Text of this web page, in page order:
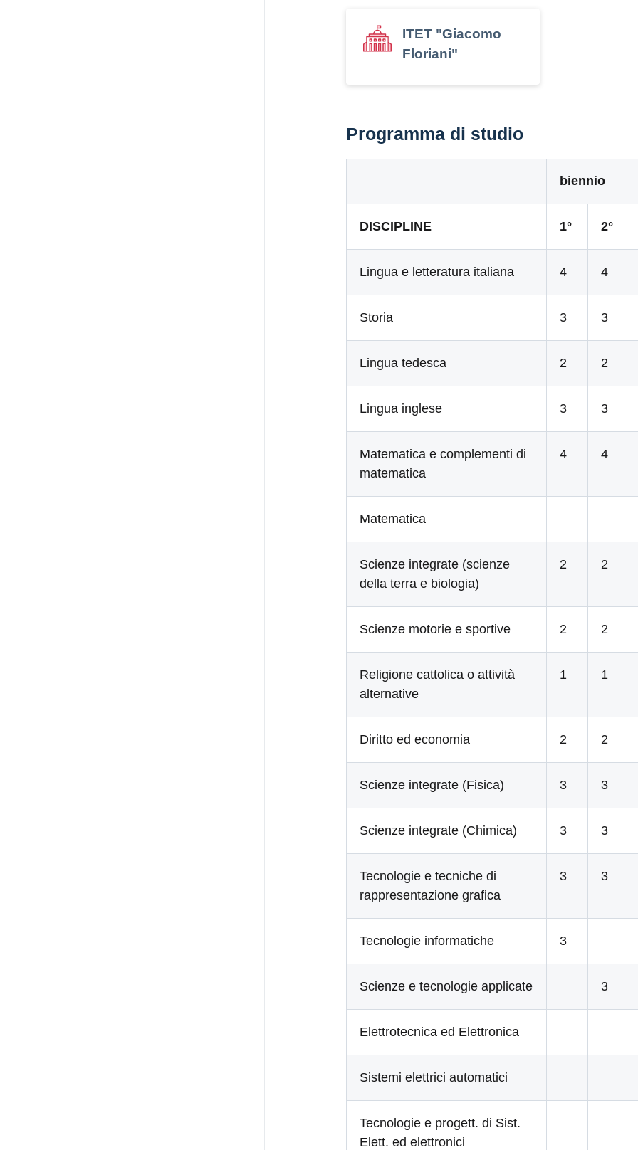
ITET "Giacomo
Floriani"
Programma di studio
biennio
DISCIPLINE 1° 2°
Lingua e letteratura italiana 4 4
Storia 3 3
Lingua tedesca 2 2
Lingua inglese 3 3
Matematica e complementi di
matematica
4 4
Matematica
Scienze integrate (scienze
della terra e biologia)
2 2
Scienze motorie e sportive 2 2
Religione cattolica o attività
alternative
1 1
Diritto ed economia 2 2
Scienze integrate (Fisica) 3 3
Scienze integrate (Chimica) 3 3
Tecnologie e tecniche di
rappresentazione grafica
3 3
Tecnologie informatiche 3
Scienze e tecnologie applicate 3
Elettrotecnica ed Elettronica
Sistemi elettrici automatici
Tecnologie e progett. di Sist.
Elett. ed elettronici